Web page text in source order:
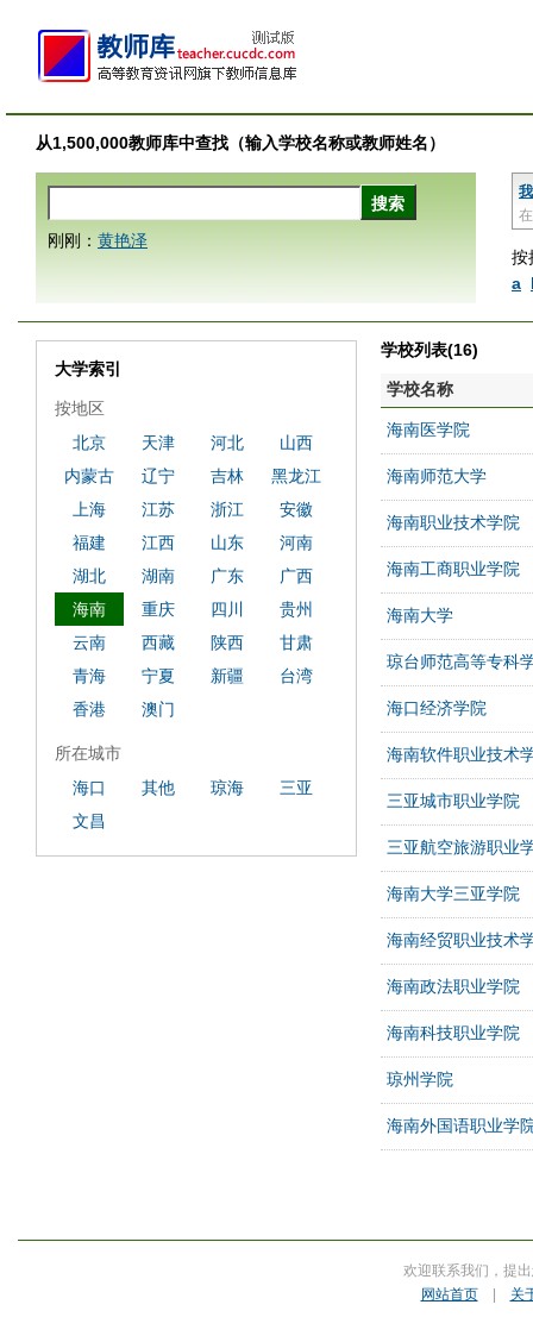
从1,500,000教师库中查找（输入学校名称或教师姓名）
按
a
刚刚： 黄艳泽
学校列表(16)
学校名称
海南医学院
海南师范大学
海南职业技术学院
海南工商职业学院
海南大学
琼台师范高等专科
海口经济学院
海南软件职业技术
三亚城市职业学院
三亚航空旅游职业
海南大学三亚学院
海南经贸职业技术
海南政法职业学院
海南科技职业学院
琼州学院
海南外国语职业学
大学索引
按地区
北京
天津 河北
山西
内蒙古
辽宁 吉林
黑龙江
上海
江苏 浙江
安徽
福建
江西 山东
河南
湖北
湖南 广东
广西
海南
重庆 四川
贵州
云南
西藏 陕西
甘肃
青海
宁夏 新疆
台湾
香港
澳门
所在城市
海口
其他 琼海
三亚
文昌
欢迎联系我们，提
网站首页| 关